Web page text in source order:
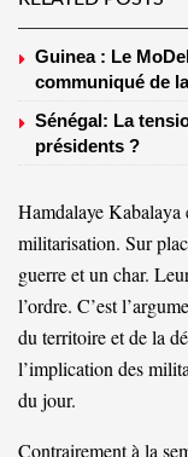
Guinea : Le
communiqué de
Sénégal: La
présidents ?
Hamdalaye Kabalaya
militarisation. Sur
guerre et un char.
l’ordre. C’est
du territoire et de la
l’implication des
du jour.
Contrairement à la